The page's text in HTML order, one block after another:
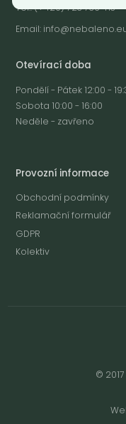
Tel.: (+420) 723 736 413
Email:
Otevírací doba
Pondělí - Pátek 12:00 -
Sobota 10:00 - 16:00
Neděle - zavřeno
Provozní informace
Obchodní podmínky
Reklamační formulář
GDPR
Kolektiv
©